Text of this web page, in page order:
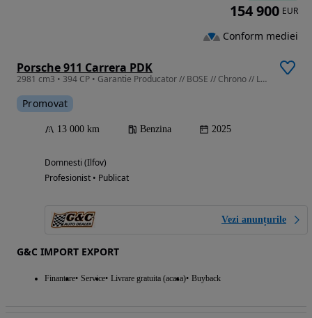
Porsche 911 Carrera PDK
2981 cm3 • 394 CP • Garantie Producator // BOSE // Chrono // Lane Keeping Assist
Promovat
13 000 km Benzina 2025
Domnesti (Ilfov)
Profesionist • Publicat
Vezi anunțurile
G&C IMPORT EXPORT
Finantare Service Livrare gratuita (acasa) Buyback
154 900 EUR
Conform mediei